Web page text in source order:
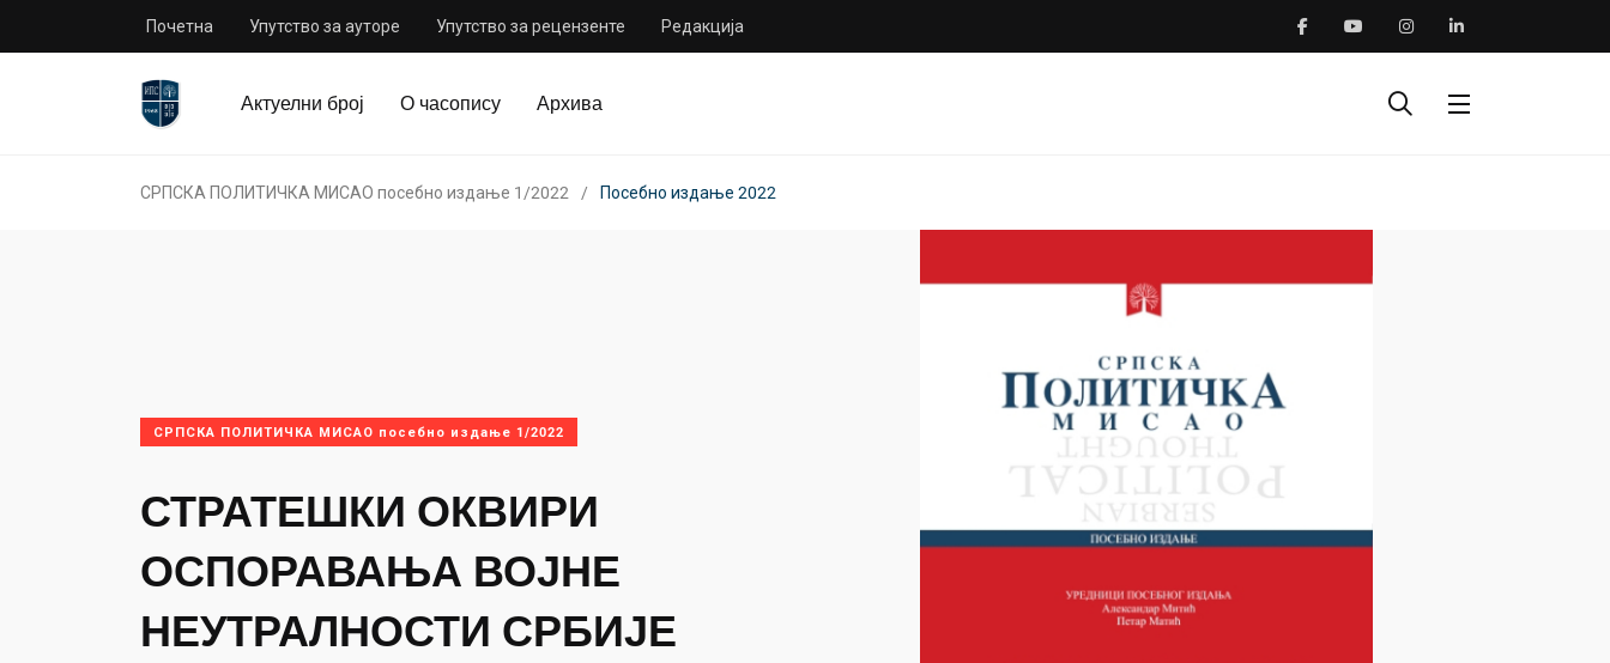
Почетна Упутство за ауторе Упутство за рецензенте Редакција
Актуелни број О часопису Архива
СРПСКА ПОЛИТИЧКА МИСАО посебно издање 1/2022 Посебно издање 2022
СРПСКА ПОЛИТИЧКА МИСАО посебно издање 1/2022
СТРАТЕШКИ ОКВИРИ
ОСПОРАВАЊА ВОЈНЕ
НЕУТРАЛНОСТИ СРБИЈЕ